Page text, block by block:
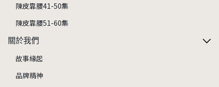
陳皮靠腰41-50集
陳皮靠腰51-60集
關於我們
故事緣起
品牌精神